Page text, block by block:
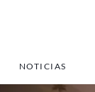
NOTICIAS